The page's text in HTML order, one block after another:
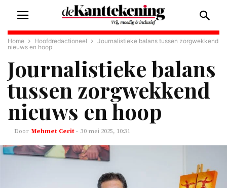
Home Hoofdredactioneel
Journalistieke balans tussen zorgwekkend
nieuws en hoop
Journalistieke balans
tussen zorgwekkend
nieuws en hoop
Mehmet Cerit - 30 mei 2025, 10:31